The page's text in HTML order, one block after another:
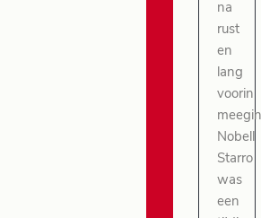
na
rust
en
lang
voorin
Nobell
Starro
was
een